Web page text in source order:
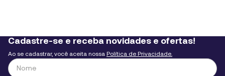
Cadastre-se e receba novidades e ofertas!
Ao se cadastrar, você aceita nossa Política de Privacidade.